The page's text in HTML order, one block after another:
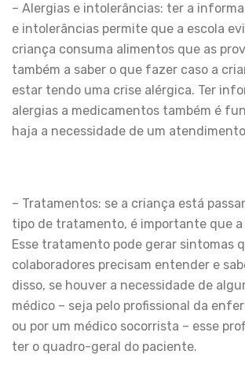
– Alergias e intolerâncias: ter a
e intolerâncias permite que a escola
criança consuma alimentos que as
também a saber o que fazer caso a
estar tendo uma crise alérgica. Ter
alergias a medicamentos também é
haja a necessidade de um
– Tratamentos: se a criança está
tipo de tratamento, é importante que a
Esse tratamento pode gerar sintomas
colaboradores precisam entender e
disso, se houver a necessidade de
médico – seja pelo profissional da
ou por um médico socorrista – esse
ter o quadro-geral do paciente.